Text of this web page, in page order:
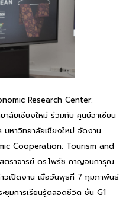
Research Center:
าลัยเชียงใหม่ ร่วมกับ ศูนย์อาเซียน
หาวิทยาลัยเชียงใหม่ จัดงาน
Cooperation: Tourism and
ราจารย์ ดร.ไพรัช กาญจนการุณ
วเปิดงาน เมื่อวันพุธที่ 7 กุมภาพันธ์
มการเรียนรู้ตลอดชีวิต ชั้น G1